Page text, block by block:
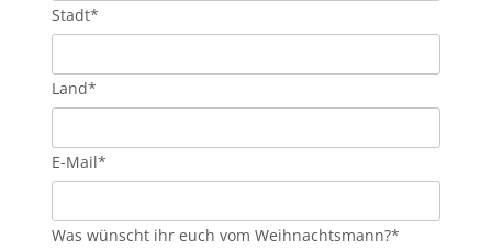
Stadt*
Land*
E-Mail*
Was wünscht ihr euch vom Weihnachtsmann?*